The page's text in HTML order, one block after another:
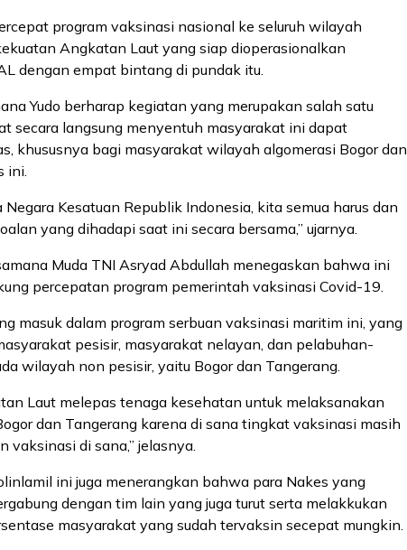
program vaksinasi nasional ke seluruh wilayah
Angkatan Laut yang siap dioperasionalkan
dengan empat bintang di pundak itu.
Yudo berharap kegiatan yang merupakan salah satu
secara langsung menyentuh masyarakat ini dapat
khususnya bagi masyarakat wilayah algomerasi Bogor dan
ini.
Kesatuan Republik Indonesia, kita semua harus dan
yang dihadapi saat ini secara bersama,” ujarnya.
Muda TNI Asryad Abdullah menegaskan bahwa ini
percepatan program pemerintah vaksinasi Covid-19.
masuk dalam program serbuan vaksinasi maritim ini, yang
pesisir, masyarakat nelayan, dan pelabuhan-
wilayah non pesisir, yaitu Bogor dan Tangerang.
Laut melepas tenaga kesehatan untuk melaksanakan
dan Tangerang karena di sana tingkat vaksinasi masih
di sana,” jelasnya.
ini juga menerangkan bahwa para Nakes yang
dengan tim lain yang juga turut serta melakkukan
masyarakat yang sudah tervaksin secepat mungkin.